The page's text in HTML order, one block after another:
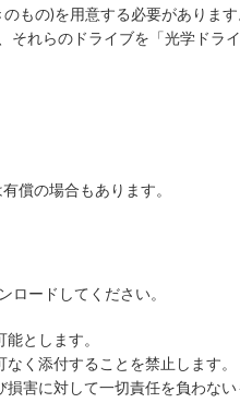
もの)を用意する必要があります
れらのドライブを「光学ドラ
償の場合もあります。
ロードしてください。
とします。
く添付することを禁止します。
害に対して一切責任を負わない